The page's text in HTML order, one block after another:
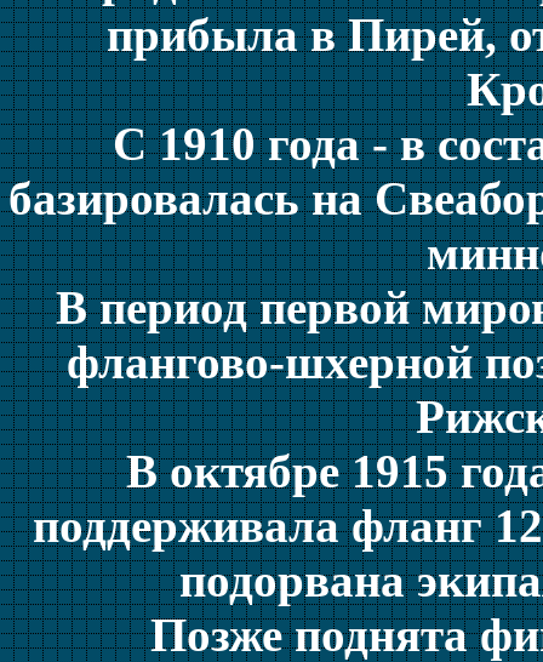
прибыла в Пирей,
С 1910 года - в
базировалась на
В период первой
флангово-шхерной
В октябре 1915
поддерживала фланг
подорвана
Позже поднята